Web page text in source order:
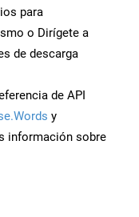
para
o Dirígete a
de descarga
de API
y
información sobre